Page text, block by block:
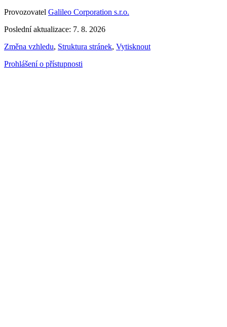
Provozovatel Galileo Corporation s.r.o.
Poslední aktualizace: 7. 8. 2026
Změna vzhledu, Struktura stránek, Vytisknout
Prohlášení o přístupnosti